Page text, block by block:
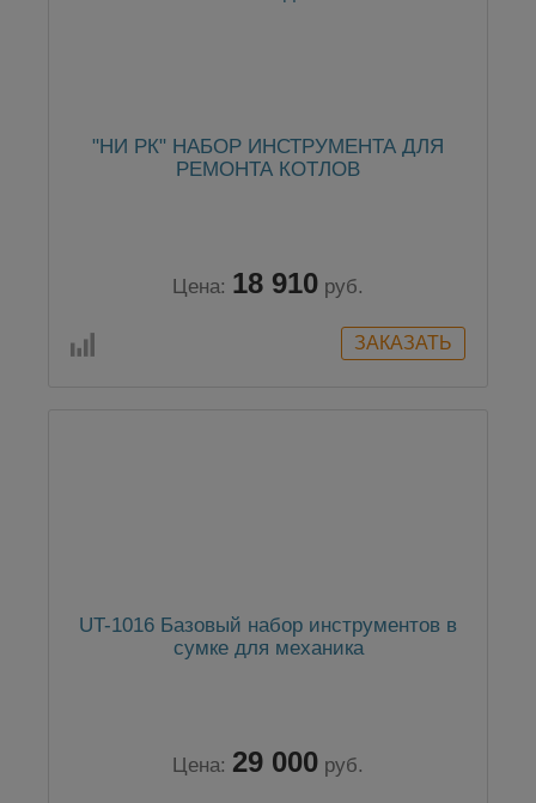
"НИ РК" НАБОР ИНСТРУМЕНТА ДЛЯ
РЕМОНТА КОТЛОВ
Цена: 18 910 руб.
UT-1016 Базовый набор инструментов в
сумке для механика
Цена: 29 000 руб.